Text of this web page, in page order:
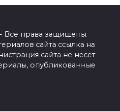
- Все права защищены.
сайта ссылка на
сайта не несет
опубликованные